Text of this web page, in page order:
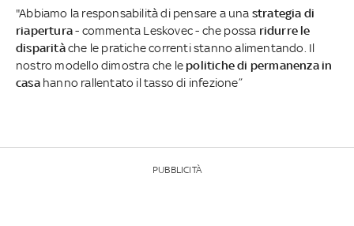
"Abbiamo la responsabilità di pensare a una strategia di
riapertura- commenta Leskovec - che possa ridurre le
disparitàche le pratiche correnti stanno alimentando. Il
nostro modello dimostra che le politiche di permanenza in
casa hanno rallentato il tasso di infezione”
PUBBLICITÀ